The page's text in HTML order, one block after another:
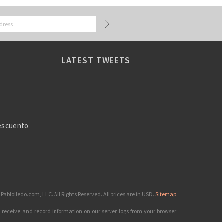
LATEST TWEETS
Pablolledo.com, LLC. All Rights Reserved.
and record information on our server logs from your browser
All prices are in USD. Sitemap